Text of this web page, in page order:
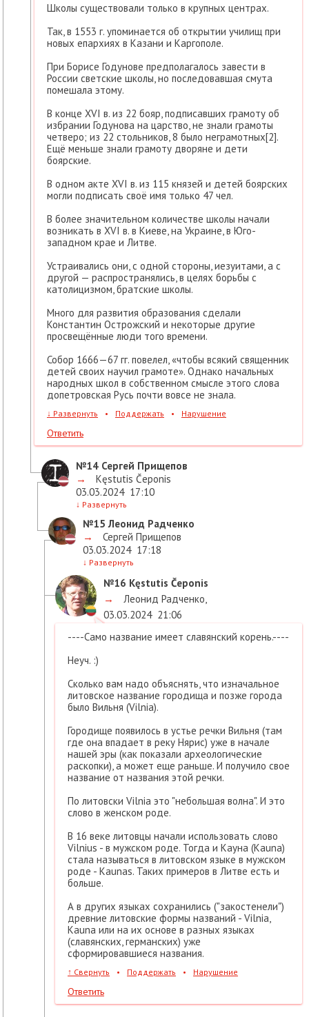
Школы существовали только в крупных центрах.
Так, в 1553 г. упоминается об открытии училищ при
новых епархиях в Казани и Каргополе.
При Борисе Годунове предполагалось завести в
России светские школы, но последовавшая смута
помешала этому.
В конце XVI в. из 22 бояр, подписавших грамоту об
избрании Годунова на царство, не знали грамоты
четверо; из 22 стольников, 8 было неграмотных[2].
Ещё меньше знали грамоту дворяне и дети
боярские.
В одном акте XVI в. из 115 князей и детей боярских
могли подписать своё имя только 47 чел.
В более значительном количестве школы начали
возникать в XVI в. в Киеве, на Украине, в Юго-
западном крае и Литве.
Устраивались они, с одной стороны, иезуитами, а с
другой — распространялись, в целях борьбы с
католицизмом, братские школы.
Много для развития образования сделали
Константин Острожский и некоторые другие
просвещённые люди того времени.
Собор 1666—67 гг. повелел, «чтобы всякий священник
детей своих научил грамоте». Однако начальных
народных школ в собственном смысле этого слова
допетровская Русь почти вовсе не знала.
↓ Развернуть • Поддержать • Нарушение
Ответить
№14 Сергей Прищепов
→
Kęstutis Čeponis
03.03.2024 17:10
↓ Развернуть
№15 Леонид Радченко
→
Сергей Прищепов
03.03.2024 17:18
↓ Развернуть
№16 Kęstutis Čeponis
→
Леонид Радченко,
03.03.2024 21:06
----Само название имеет славянский корень.----
Неуч. :)
Сколько вам надо объяснять, что изначальное
литовское название городища и позже города
было Вильня (Vilnia).
Городище появилось в устье речки Вильня (там
где она впадает в реку Нярис) уже в начале
нашей эры (как показали археологические
раскопки), а может еще раньше. И получило свое
название от названия этой речки.
По литовски Vilnia это "небольшая волна". И это
слово в женском роде.
В 16 веке литовцы начали использовать слово
Vilnius - в мужском роде. Тогда и Кауна (Kauna)
стала называться в литовском языке в мужском
роде - Kaunas. Таких примеров в Литве есть и
больше.
А в других языках сохранились ("закостенели")
древние литовские формы названий - Vilnia,
Kauna или на их основе в разных языках
(славянских, германских) уже
сформировавшиеся названия.
↑ Свернуть • Поддержать • Нарушение
Ответить